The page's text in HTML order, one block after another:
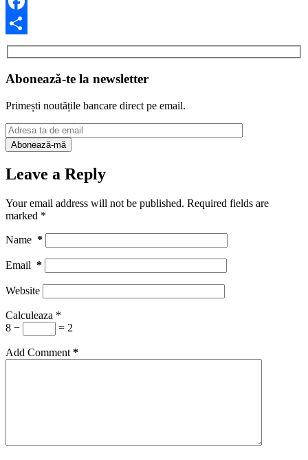
Facebook
Share
Abonează-te la newsletter
Primești noutățile bancare direct pe email.
Leave a Reply
Your email address will not be published. Required fields are
marked *
Name *
Email *
Website
Calculeaza *
8 −
= 2
Add Comment *